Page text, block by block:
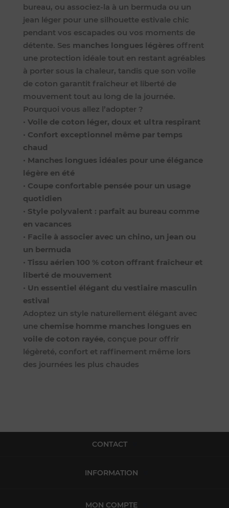
bureau, ou associez-la à un bermuda ou un
jean léger pour une silhouette estivale chic
pendant vos escapades ou vos moments de
détente. Ses manches longues légères offrent
une protection idéale tout en restant agréables
à porter sous la chaleur, tandis que son voile
de coton garantit fraîcheur et liberté de
mouvement tout au long de la journée.
Pourquoi vous allez l’adopter ?
• Voile de coton léger, doux et ultra respirant
• Confort exceptionnel même par temps
chaud
• Manches longues idéales pour une élégance
légère en été
• Coupe confortable pensée pour un usage
quotidien
• Style polyvalent : parfait au bureau comme
en vacances
• Facile à associer avec un chino, un jean ou
un bermuda
• Tissu aérien 100 % coton offrant fraîcheur et
liberté de mouvement
• Un essentiel élégant du vestiaire masculin
estival
Adoptez un style naturellement élégant avec
une chemise homme manches longues en
voile de coton rayée, conçue pour offrir
légèreté, confort et raffinement même lors
des journées les plus chaudes
CONTACT
INFORMATION
MON COMPTE